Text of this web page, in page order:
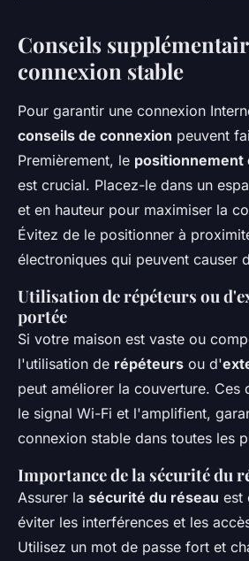
Conseils
connexion stable
Pour garantir une connexion
conseils de connexion peuvent
Premièrement, le positionnement
est crucial. Placez-le dans un
et en hauteur pour maximiser la
Évitez de le positionner à
électroniques qui peuvent causer
Utilisation de répéteurs ou
portée
Si votre maison est vaste ou
l'utilisation de répéteurs ou d'
peut améliorer la couverture. Ces
le signal Wi-Fi et l'amplifient,
connexion stable dans toutes les
Importance de la sécurité du
Assurer la sécurité du réseau est
éviter les interférences et les
Utilisez un mot de passe fort et